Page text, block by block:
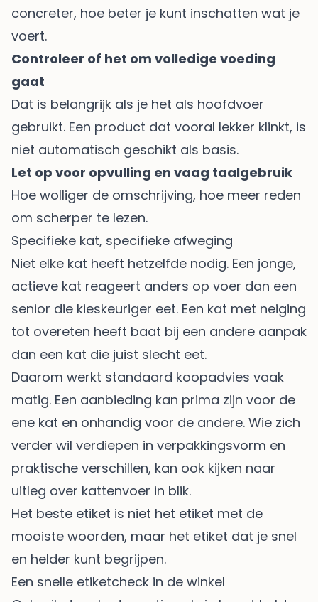
concreter, hoe beter je kunt inschatten wat je
voert.
Controleer of het om volledige voeding
gaat
Dat is belangrijk als je het als hoofdvoer
gebruikt. Een product dat vooral lekker klinkt, is
niet automatisch geschikt als basis.
Let op voor opvulling en vaag taalgebruik
Hoe wolliger de omschrijving, hoe meer reden
om scherper te lezen.
Specifieke kat, specifieke afweging
Niet elke kat heeft hetzelfde nodig. Een jonge,
actieve kat reageert anders op voer dan een
senior die kieskeuriger eet. Een kat met neiging
tot overeten heeft baat bij een andere aanpak
dan een kat die juist slecht eet.
Daarom werkt standaard koopadvies vaak
matig. Een aanbieding kan prima zijn voor de
ene kat en onhandig voor de andere. Wie zich
verder wil verdiepen in verpakkingsvorm en
praktische verschillen, kan ook kijken naar
uitleg over kattenvoer in blik.
Het beste etiket is niet het etiket met de
mooiste woorden, maar het etiket dat je snel
en helder kunt begrijpen.
Een snelle etiketcheck in de winkel